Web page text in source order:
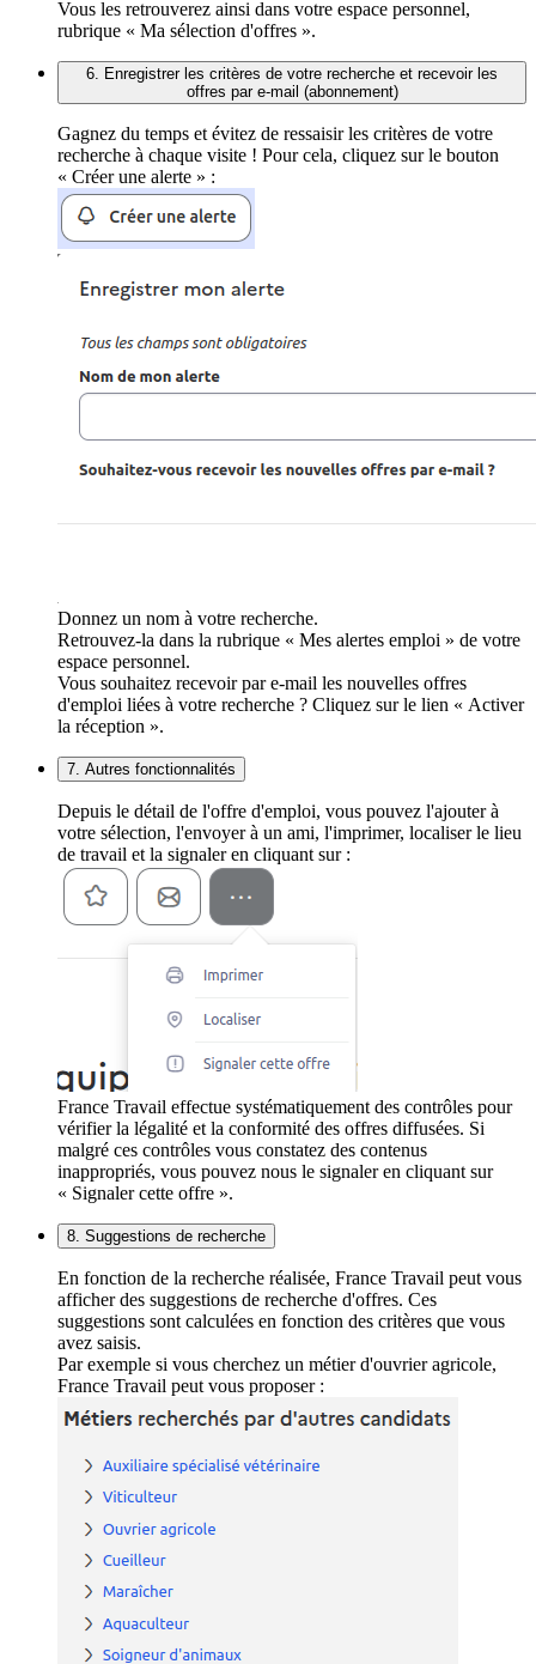
Vous les retrouverez ainsi dans votre espace personnel,
rubrique « Ma sélection d'offres ».
6. Enregistrer les critères de votre recherche et recevoir les
offres par e-mail (abonnement)
Gagnez du temps et évitez de ressaisir les critères de votre
recherche à chaque visite ! Pour cela, cliquez sur le bouton
« Créer une alerte » :
Donnez un nom à votre recherche.
Retrouvez-la dans la rubrique « Mes alertes emploi » de votre
espace personnel.
Vous souhaitez recevoir par e-mail les nouvelles offres
d'emploi liées à votre recherche ? Cliquez sur le lien « Activer
la réception ».
7. Autres fonctionnalités
Depuis le détail de l'offre d'emploi, vous pouvez l'ajouter à
votre sélection, l'envoyer à un ami, l'imprimer, localiser le lieu
de travail et la signaler en cliquant sur :
France Travail effectue systématiquement des contrôles pour
vérifier la légalité et la conformité des offres diffusées. Si
malgré ces contrôles vous constatez des contenus
inappropriés, vous pouvez nous le signaler en cliquant sur
« Signaler cette offre ».
8. Suggestions de recherche
En fonction de la recherche réalisée, France Travail peut vous
afficher des suggestions de recherche d'offres. Ces
suggestions sont calculées en fonction des critères que vous
avez saisis.
Par exemple si vous cherchez un métier d'ouvrier agricole,
France Travail peut vous proposer :